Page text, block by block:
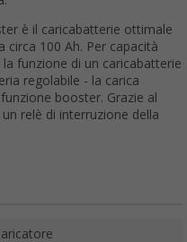
è il caricabatterie ottimale
circa 100 Ah. Per capacità
funzione di un caricabatterie
regolabile - la carica
booster. Grazie al
relè di interruzione della